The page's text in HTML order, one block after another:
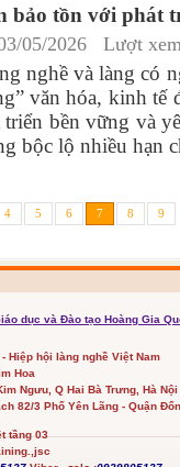
bảo tồn với phát
05/2026 Lượt
nghề và làng có
văn hóa, kinh tế
triển bền vững và
bộc lộ nhiều hạn
4 5 6 7 8 9
dục và Đào tạo Hoàng Gia
- Hiệp hội làng nghề Việt Nam
Hoa
Ngưu, Q Hai Bà Trưng, Hà Nội
82/3 Phố Yên Lãng - Quận
tầng 03